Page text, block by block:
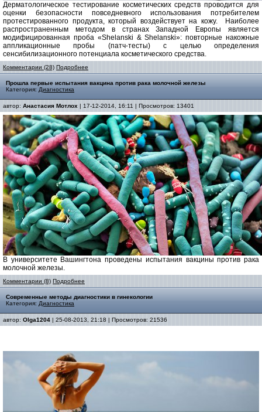
Дерматологическое тестирование косметических средств проводится для
оценки безопасности повседневного использования потребителем
протестированного продукта, который воздействует на кожу. Наиболее
распространенным методом в странах Западной Европы является
модифицированная проба «Shelanski & Shelanski»: повторные накожные
аппликационные пробы (патч-тесты) с целью определения
сенсибилизационного потенциала косметического средства.
Комментарии (28) Подробнее
Прошла первые испытания вакцина против рака молочной железы
Категория: Диагностика
автор: Анастасия Мотлох | 17-12-2014, 16:11 | Просмотров: 13401
В университете Вашингтона проведены испытания вакцины против рака
молочной железы.
Комментарии (8) Подробнее
Современные методы диагностики в гинекологии
Категория: Диагностика
автор: Olga1204 | 25-08-2013, 21:18 | Просмотров: 21536